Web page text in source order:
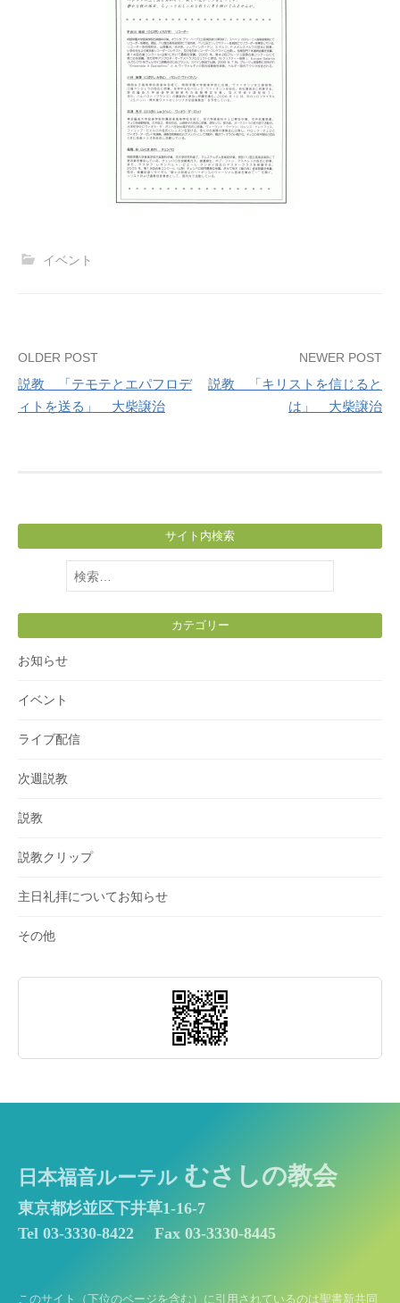
イベント
Post
navigation
OLDER POST
説教 「テモテとエパフロデ
ィトを送る」 大柴譲治
NEWER POST
説教 「キリストを信じると
は」 大柴譲治
サイト内検索
検
索:
カテゴリー
お知らせ
イベント
ライブ配信
次週説教
説教
説教クリップ
主日礼拝についてお知らせ
その他
日本福音ルーテル むさしの教会
東京都杉並区下井草1-16-7
Tel 03-3330-8422
Fax 03-3330-8445
このサイト（下位のページを含む）に引用されているのは聖書新共同